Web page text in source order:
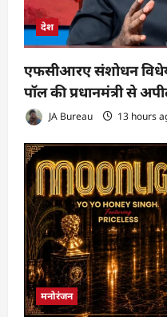
देश
एफसीआरए संशोधन
पॉल की प्रधानमंत्री से
JA Bureau 13 hours
मनोरंजन